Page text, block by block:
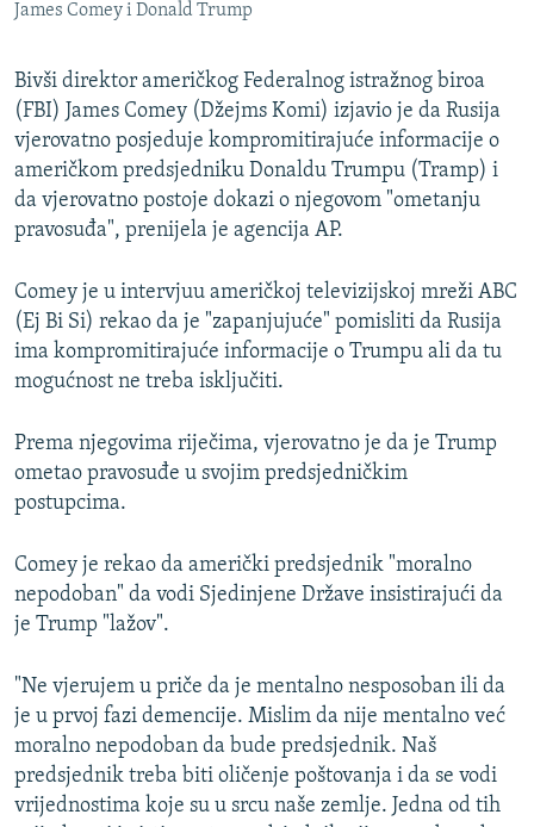
POPLAVE I KLIZIŠTA U BIH 2024.
TV LIBERTY
POST SCRIPTUM
MOJA EVROPA
TRI DECENIJE OD RATA U BIH
SVE KARTE DEJTONA
NASTANAK I RASPAD JUGOSLAVIJE
Sve RFE/RL stranice
James Comey i Donald Trump
Bivši direktor američkog Federalnog istražnog biroa
(FBI) James Comey (Džejms Komi) izjavio je da Rusija
vjerovatno posjeduje kompromitirajuće informacije o
američkom predsjedniku Donaldu Trumpu (Tramp) i
da vjerovatno postoje dokazi o njegovom "ometanju
pravosuđa", prenijela je agencija AP.
Comey je u intervjuu američkoj televizijskoj mreži ABC
(Ej Bi Si) rekao da je "zapanjujuće" pomisliti da Rusija
ima kompromitirajuće informacije o Trumpu ali da tu
mogućnost ne treba isključiti.
Prema njegovima riječima, vjerovatno je da je Trump
ometao pravosuđe u svojim predsjedničkim
postupcima.
Comey je rekao da američki predsjednik "moralno
nepodoban" da vodi Sjedinjene Države insistirajući da
je Trump "lažov".
"Ne vjerujem u priče da je mentalno nesposoban ili da
je u prvoj fazi demencije. Mislim da nije mentalno već
moralno nepodoban da bude predsjednik. Naš
predsjednik treba biti oličenje poštovanja i da se vodi
vrijednostima koje su u srcu naše zemlje. Jedna od tih